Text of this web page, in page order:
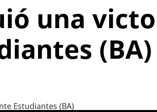
una
(BA)